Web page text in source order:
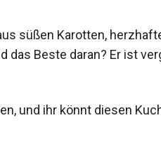
süßen Karotten,
Beste daran? Er ist
und ihr könnt diesen